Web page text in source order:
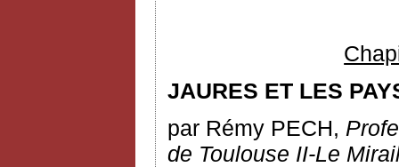
JAURES ET LES
par Rémy PECH,
de Toulouse II-Le